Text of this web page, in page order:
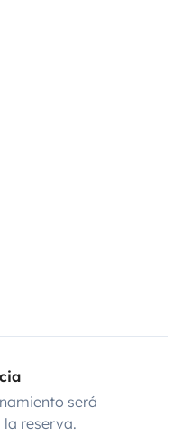
será
reserva.